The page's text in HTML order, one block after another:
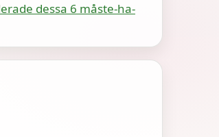
dessa 6 måste-ha-